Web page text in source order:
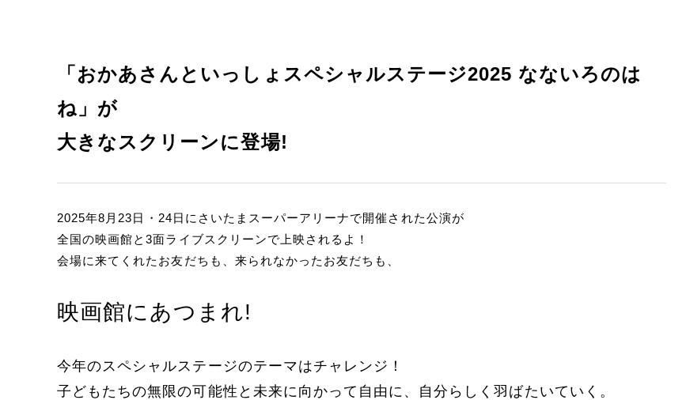
「おかあさんといっしょスペシャルステージ2025 なないろのは
ね」が
大きなスクリーンに登場!
2025年8月23日・24日にさいたまスーパーアリーナで開催された公演が
全国の映画館と3面ライブスクリーンで上映されるよ！
会場に来てくれたお友だちも、来られなかったお友だちも、
映画館にあつまれ!
今年のスペシャルステージのテーマはチャレンジ！
子どもたちの無限の可能性と未来に向かって自由に、自分らしく羽ばたいていく。